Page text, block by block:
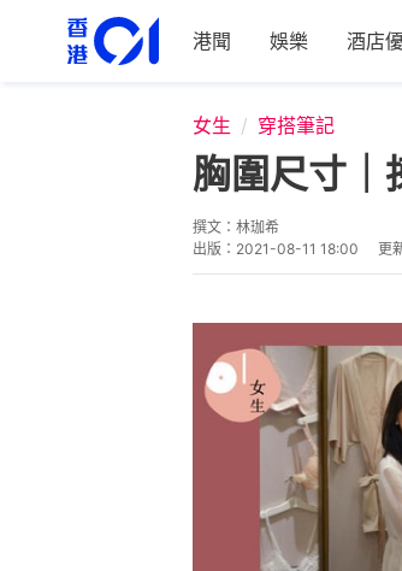
港聞 娛樂 酒店
女生 穿搭筆記
胸圍尺寸
撰文： 林珈希
出版： 2021-08-11 18:00 更